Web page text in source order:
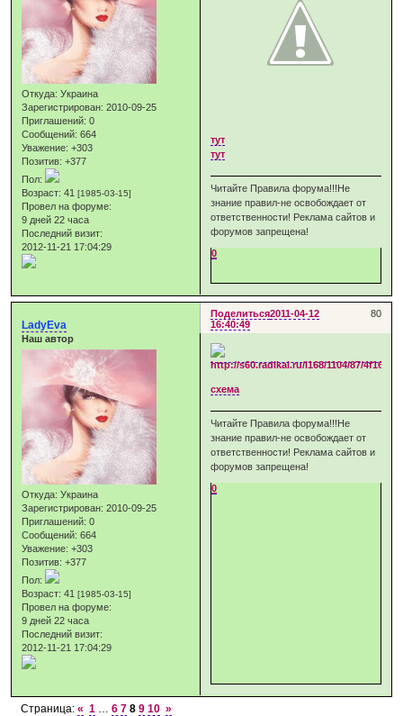
Откуда: Украина
Зарегистрирован: 2010-09-25
Приглашений: 0
Сообщений: 664
Уважение: +303
Позитив: +377
Пол:
Возраст: 41[1985-03-15]
Провел на форуме:
9 дней 22 часа
Последний визит:
2012-11-21 17:04:29
тут
тут
Читайте Правила форума!!!Не
знание правил-не освобождает от
ответственности! Реклама сайтов и
форумов запрещена!
0
Поделиться 80
2011-04-12
16:40:49
LadyEva
Наш автор
Откуда: Украина
Зарегистрирован: 2010-09-25
Приглашений: 0
Сообщений: 664
Уважение: +303
Позитив: +377
Пол:
Возраст: 41[1985-03-15]
Провел на форуме:
9 дней 22 часа
Последний визит:
2012-11-21 17:04:29
схема
Читайте Правила форума!!!Не
знание правил-не освобождает от
ответственности! Реклама сайтов и
форумов запрещена!
0
Страница:« 1 6 7 8 9 10 »